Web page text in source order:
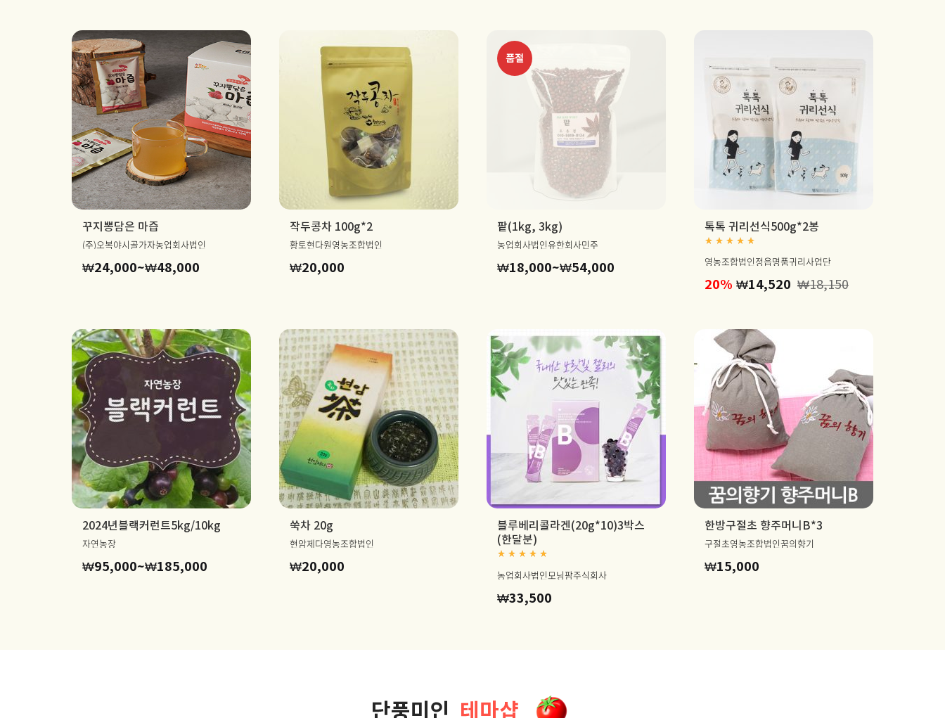
꾸지뽕담은 마즙
(주)오복야시골가자농업회사법인
₩24,000~₩48,000
작두콩차 100g*2
황토현다원영농조합법인
₩20,000
품절
팥(1kg, 3kg)
농업회사법인유한회사민주
₩18,000~₩54,000
톡톡 귀리선식500g*2봉
영농조합법인정읍명품귀리사업단
20% ₩14,520 ₩18,150
2024년블랙커런트5kg/10kg
자연농장
₩95,000~₩185,000
쑥차 20g
현암제다영농조합법인
₩20,000
블루베리콜라겐(20g*10)3박스
(한달분)
농업회사법인모닝팜주식회사
₩33,500
한방구절초 향주머니B*3
구절초영농조합법인꿈의향기
₩15,000